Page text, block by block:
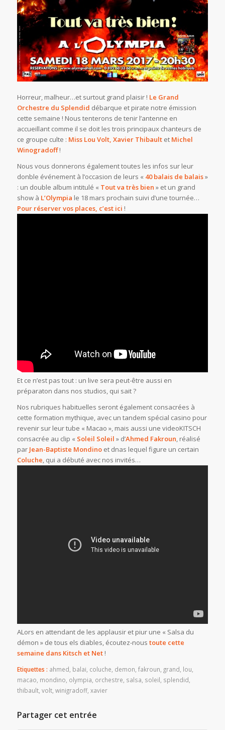
Horreur, malheur…et surtout grand plaisir ! Le Grand
Orchestre du Splendid débarque et pirate notre émission
cette semaine ! Nous tenterons de tenir l’antenne en
accueillant comme il se doit les trois principaux chanteurs de
ce groupe culte : Miss Lou Volt, Xavier Thibaultet Michel
Winogradoff!
Nous vous donnerons également toutes les infos sur leur
donble événement à l’occasion de leurs « 40 balais de balais»
: un double album intitulé « Tout va très bien » et un grand
show à L’Olympia le 18 mars prochain suivi d’une tournée…
Pour réserver vos places, c’est ici !
Et ce n’est pas tout : un live sera peut-être aussi en
préparaton dans nos studios, qui sait ?
Nos rubriques habituelles seront également consacrées à
cette formation mythique, avec un tandem spécial casino pour
revenir sur leur tube « Macao », mais aussi une videoKITSCH
consacrée au clip « Soleil Soleil » d’Ahmed Fakroun, réalisé
par Jean-Baptiste Mondinoet dnas lequel figure un certain
Coluche, qui a débuté avec nos invités…
ALors en attendant de les applausir et piur une « Salsa du
démon » de tous els diables, écoutez-nous toute cette
semaine dans Kitsch et Net!
Etiquettes : ahmed, balai, coluche, demon, fakroun, grand, lou,
macao, mondino, olympia, orchestre, salsa, soleil, splendid,
thibault, volt, winigradoff, xavier
Partager cet entrée